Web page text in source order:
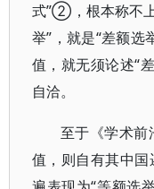
式”②，根本称不
举”，就是“差额选
值，就无须论述“
自洽。
至于《学术前
值，则自有其中国